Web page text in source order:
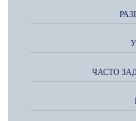
ЧАСТО